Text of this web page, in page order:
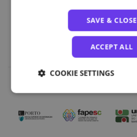
SAVE & CLOSE
ACCEPT ALL
COOKIE SETTINGS